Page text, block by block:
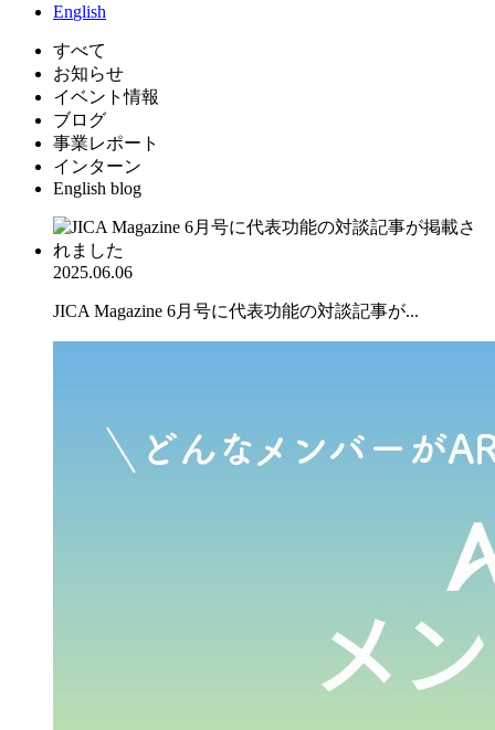
English
すべて
お知らせ
イベント情報
ブログ
事業レポート
インターン
English blog
2025.06.06
JICA Magazine 6月号に代表功能の対談記事が...